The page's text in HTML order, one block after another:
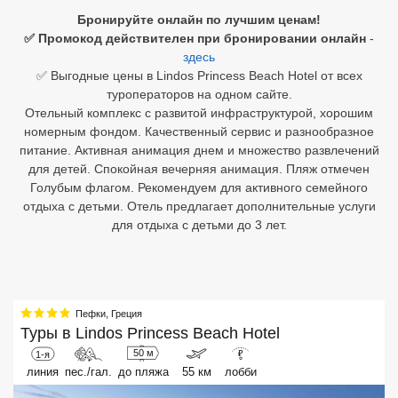
Бронируйте онлайн по лучшим ценам!
✅ Промокод действителен при бронировании онлайн -
здесь
✅ Выгодные цены в Lindos Princess Beach Hotel от всех
туроператоров на одном сайте.
Отельный комплекс с развитой инфраструктурой, хорошим
номерным фондом. Качественный сервис и разнообразное
питание. Активная анимация днем и множество развлечений
для детей. Спокойная вечерняя анимация. Пляж отмечен
Голубым флагом. Рекомендуем для активного семейного
отдыха с детьми. Отель предлагает дополнительные услуги
для отдыха с детьми до 3 лет.
Пефки Греция
Туры в Lindos Princess Beach Hotel
1-я
линия пес./гал.
50 м
до пляжа 55 км
₽
лобби
Египет
Куба
Бали
Вьетнам
Хайнань
Занзибар
Абхазия
Большой Сочи